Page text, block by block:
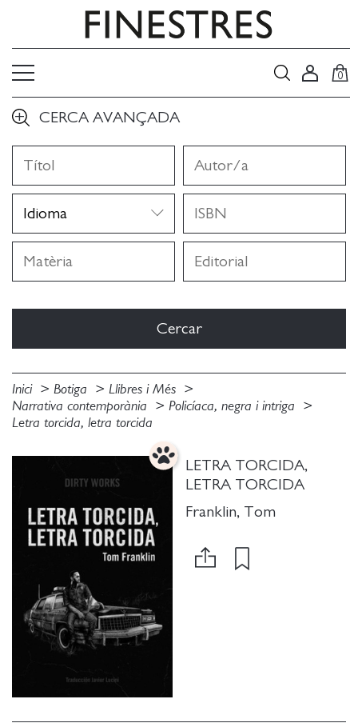
0
CERCA AVANÇADA
Inici Botiga
Llibres i Més
Narrativa contemporània
Policíaca, negra i intriga
Letra torcida, letra torcida
LETRA TORCIDA,
LETRA TORCIDA
Franklin, Tom